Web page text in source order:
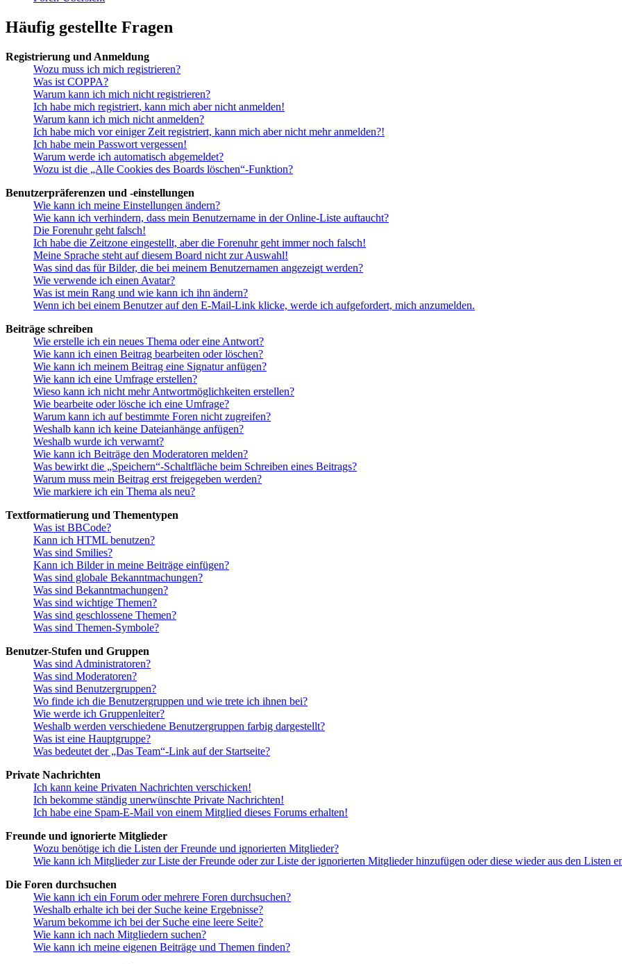
Häufig gestellte Fragen
Registrierung und Anmeldung
Wozu muss ich mich registrieren?
Was ist COPPA?
Warum kann ich mich nicht registrieren?
Ich habe mich registriert, kann mich aber nicht anmelden!
Warum kann ich mich nicht anmelden?
Ich habe mich vor einiger Zeit registriert, kann mich aber nicht mehr anmelden?!
Ich habe mein Passwort vergessen!
Warum werde ich automatisch abgemeldet?
Wozu ist die „Alle Cookies des Boards löschen“-Funktion?
Benutzerpräferenzen und -einstellungen
Wie kann ich meine Einstellungen ändern?
Wie kann ich verhindern, dass mein Benutzername in der Online-Liste auftaucht?
Die Forenuhr geht falsch!
Ich habe die Zeitzone eingestellt, aber die Forenuhr geht immer noch falsch!
Meine Sprache steht auf diesem Board nicht zur Auswahl!
Was sind das für Bilder, die bei meinem Benutzernamen angezeigt werden?
Wie verwende ich einen Avatar?
Was ist mein Rang und wie kann ich ihn ändern?
Wenn ich bei einem Benutzer auf den E-Mail-Link klicke, werde ich aufgefordert, mich anzumelden.
Beiträge schreiben
Wie erstelle ich ein neues Thema oder eine Antwort?
Wie kann ich einen Beitrag bearbeiten oder löschen?
Wie kann ich meinem Beitrag eine Signatur anfügen?
Wie kann ich eine Umfrage erstellen?
Wieso kann ich nicht mehr Antwortmöglichkeiten erstellen?
Wie bearbeite oder lösche ich eine Umfrage?
Warum kann ich auf bestimmte Foren nicht zugreifen?
Weshalb kann ich keine Dateianhänge anfügen?
Weshalb wurde ich verwarnt?
Wie kann ich Beiträge den Moderatoren melden?
Was bewirkt die „Speichern“-Schaltfläche beim Schreiben eines Beitrags?
Warum muss mein Beitrag erst freigegeben werden?
Wie markiere ich ein Thema als neu?
Textformatierung und Thementypen
Was ist BBCode?
Kann ich HTML benutzen?
Was sind Smilies?
Kann ich Bilder in meine Beiträge einfügen?
Was sind globale Bekanntmachungen?
Was sind Bekanntmachungen?
Was sind wichtige Themen?
Was sind geschlossene Themen?
Was sind Themen-Symbole?
Benutzer-Stufen und Gruppen
Was sind Administratoren?
Was sind Moderatoren?
Was sind Benutzergruppen?
Wo finde ich die Benutzergruppen und wie trete ich ihnen bei?
Wie werde ich Gruppenleiter?
Weshalb werden verschiedene Benutzergruppen farbig dargestellt?
Was ist eine Hauptgruppe?
Was bedeutet der „Das Team“-Link auf der Startseite?
Private Nachrichten
Ich kann keine Privaten Nachrichten verschicken!
Ich bekomme ständig unerwünschte Private Nachrichten!
Ich habe eine Spam-E-Mail von einem Mitglied dieses Forums erhalten!
Freunde und ignorierte Mitglieder
Wozu benötige ich die Listen der Freunde und ignorierten Mitglieder?
Wie kann ich Mitglieder zur Liste der Freunde oder zur Liste der ignorierten Mitglieder hinzufügen oder diese wieder aus den Listen
Die Foren durchsuchen
Wie kann ich ein Forum oder mehrere Foren durchsuchen?
Weshalb erhalte ich bei der Suche keine Ergebnisse?
Warum bekomme ich bei der Suche eine leere Seite?
Wie kann ich nach Mitgliedern suchen?
Wie kann ich meine eigenen Beiträge und Themen finden?